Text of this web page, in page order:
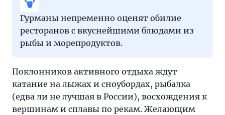
Гурманы непременно оценят обилие
ресторанов с вкуснейшими блюдами из
рыбы и морепродуктов.
Поклонников активного отдыха ждут
катание на лыжах и сноубордах, рыбалка
(едва ли не лучшая в России), восхождения к
вершинам и сплавы по рекам. Желающим